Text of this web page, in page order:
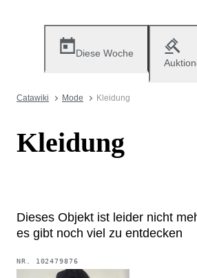
Diese Woche
Catawiki Mode Kleidung
Kleidung
Dieses Objekt ist leider nicht
es gibt noch viel zu entdecken
NR. 102479876